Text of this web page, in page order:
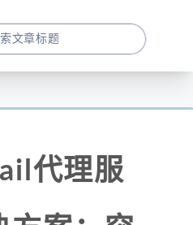
代理服